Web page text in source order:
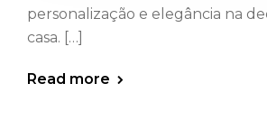
personalização e elegância na
casa. […]
Read more